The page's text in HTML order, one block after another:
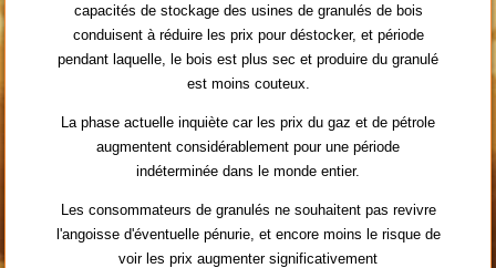
capacités de stockage des usines de granulés de bois
conduisent à réduire les prix pour déstocker, et période
pendant laquelle, le bois est plus sec et produire du granulé
est moins couteux.
La phase actuelle inquiète car les prix du gaz et de pétrole
augmentent considérablement pour une période
indéterminée dans le monde entier.
Les consommateurs de granulés ne souhaitent pas revivre
l'angoisse d'éventuelle pénurie, et encore moins le risque de
voir les prix augmenter significativement